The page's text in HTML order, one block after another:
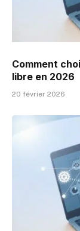
Comment
libre en 2026
20 février 2026